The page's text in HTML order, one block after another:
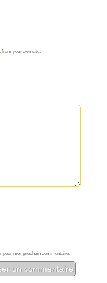
from your own site.
pour mon prochain commentaire.